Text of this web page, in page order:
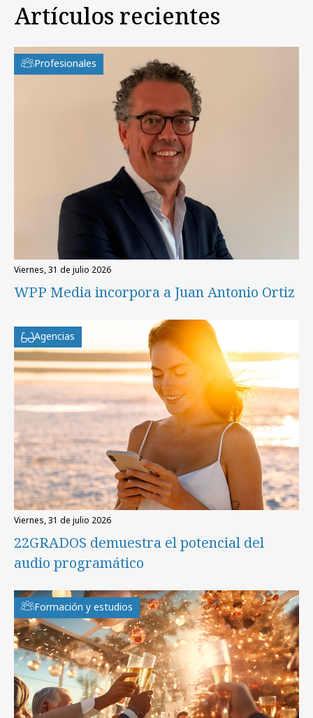
Artículos recientes
Profesionales
viernes, 31 de julio 2026
WPP Media incorpora a Juan Antonio Ortiz
Agencias
viernes, 31 de julio 2026
22GRADOS demuestra el potencial del
audio programático
Formación y estudios